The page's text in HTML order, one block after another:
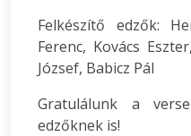
Felkészítő edzők:
Ferenc, Kovács
József, Babicz Pál
Gratulálunk a
edzőknek is!